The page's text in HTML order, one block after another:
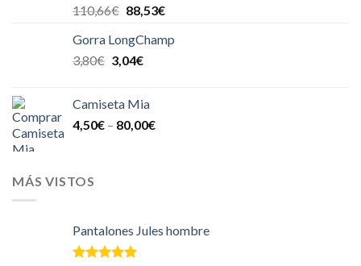
Valorado
4.00
de 5
110,66€ 88,53€
Gorra LongChamp
3,80€ 3,04€
Camiseta Mia
4,50€ – 80,00€
MÁS VISTOS
Pantalones Jules hombre